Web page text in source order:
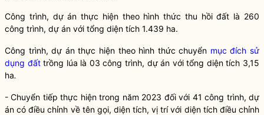
Công trình, dự án thực hiện theo hình thức thu hồi đất là 260
công trình, dự án với tổng diện tích 1.439 ha.
Công trình, dự án thực hiện theo hình thức chuyển mục đích sử
dụng đấttrồng lúa là 03 công trình, dự án với tổng diện tích 3,15
ha.
- Chuyển tiếp thực hiện trong năm 2023 đối với 41 công trình, dự
án có điều chỉnh về tên gọi, diện tích, vị trí với diện tích điều chỉnh